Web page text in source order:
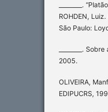
________.
ROHDEN,
São Paulo:
________.
2005.
OLIVEIRA,
EDIPUCRS,